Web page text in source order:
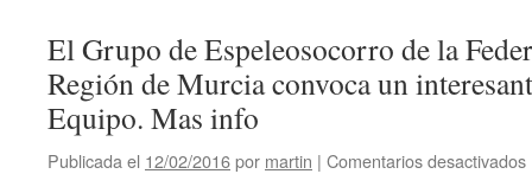
El Grupo de Espeleosocorro de la
Región de Murcia convoca un
Equipo. Mas info
Publicada el 12/02/2016por martin | Comentarios desactivados